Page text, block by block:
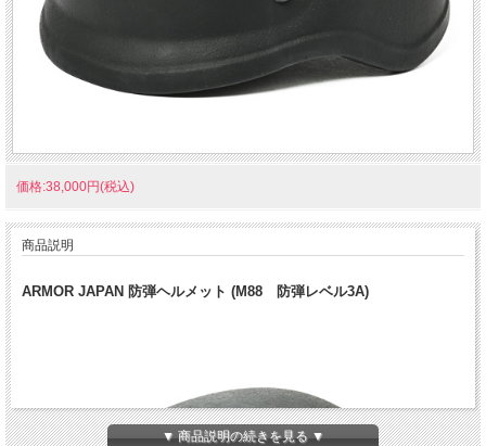
価格:38,000円(税込)
商品説明
ARMOR JAPAN 防弾ヘルメット (M88 防弾レベル3A)
▼ 商品説明の続きを見る ▼